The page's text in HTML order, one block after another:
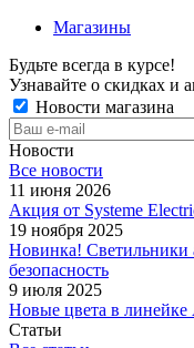
Магазины
Будьте всегда в курсе!
Узнавайте о скидках и
Новости магазина
Новости
Все новости
11 июня 2026
Акция от Systeme
19 ноября 2025
Новинка! Светильники
безопасность
9 июля 2025
Новые цвета в линейке
Статьи